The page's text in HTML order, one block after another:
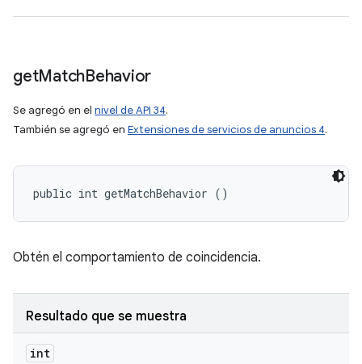
getMatchBehavior
Se agregó en el nivel de API 34.
También se agregó en Extensiones de servicios de anuncios 4.
public int getMatchBehavior ()
Obtén el comportamiento de coincidencia.
Resultado que se muestra
int